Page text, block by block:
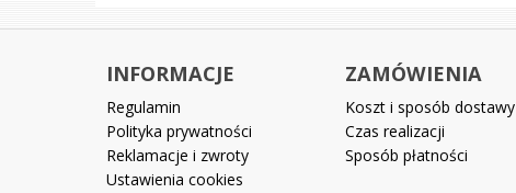
INFORMACJE
Regulamin
Polityka prywatności
Reklamacje i zwroty
Ustawienia cookies
ZAMÓWIENIA
Koszt i sposób dostawy
Czas realizacji
Sposób płatności